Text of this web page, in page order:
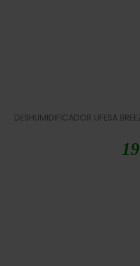
DESHUMIDIFICADOR UFESA